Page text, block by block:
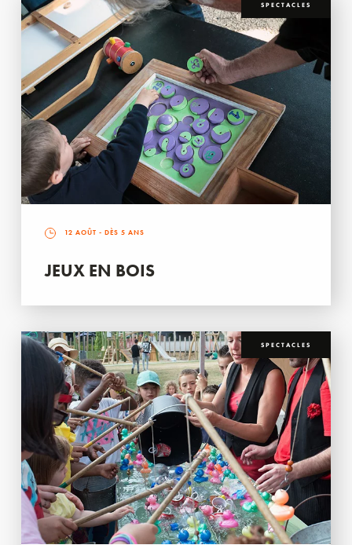
SPECTACLES
12 AOÛT - DÈS 5 ANS
JEUX EN BOIS
SPECTACLES